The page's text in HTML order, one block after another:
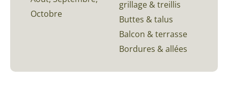
Octobre
grillage & treillis
Buttes & talus
Balcon & terrasse
Bordures & allées